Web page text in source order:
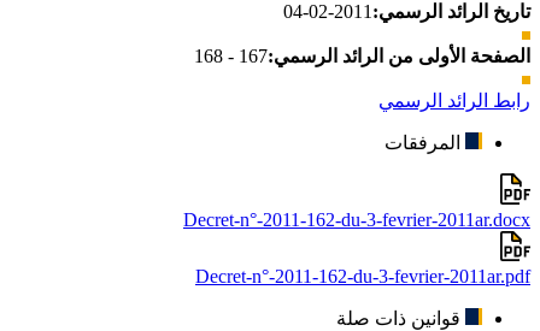
تاريخ الرائد الرسمي: 2011-02-04
الصفحة الأولى من الرائد الرسمي:167 - 168
رابط الرائد الرسمي
المرفقات
Decret-n°-2011-162-du-3-fevrier-2011ar.docx
Decret-n°-2011-162-du-3-fevrier-2011ar.pdf
قوانين ذات صلة